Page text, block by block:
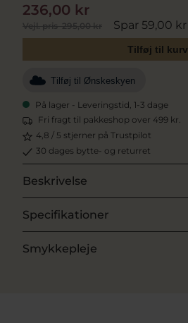
Vejl. pris295,00 kr Spar 59,00 kr
236,00 kr
Tilføj til kurv
Tilføj til Ønskeskyen
På lager - Leveringstid, 1-3 dage
Fri fragt til pakkeshop over 499 kr.
4,8 / 5 stjerner på Trustpilot
30 dages bytte- og returret
Beskrivelse
Specifikationer
Smykkepleje